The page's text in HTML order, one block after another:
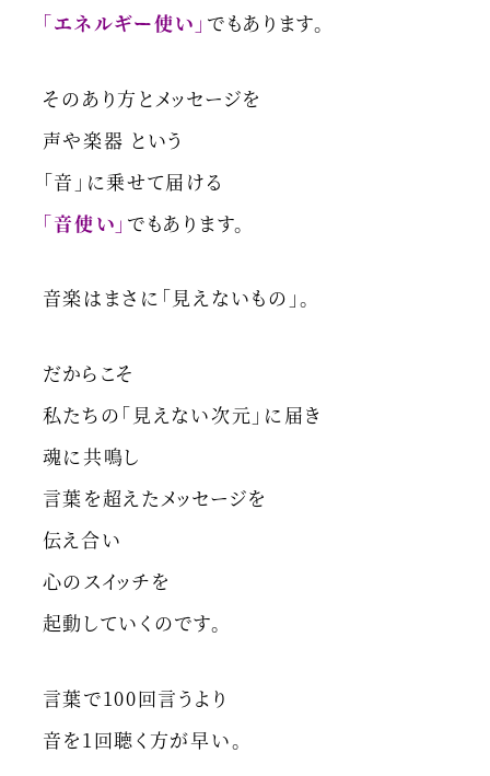
「エネルギー使い」 でもあります。
そのあり方とメッセージを
声や楽器 という
「音」に乗せて届ける
「音使い」 でもあります。
音楽はまさに「見えないもの」。
だからこそ
私たちの「見えない次元」に届き
魂に共鳴し
言葉を超えたメッセージを
伝え合い
心のスイッチを
起動していくのです。
言葉で100回言うより
音を1回聴く方が早い。